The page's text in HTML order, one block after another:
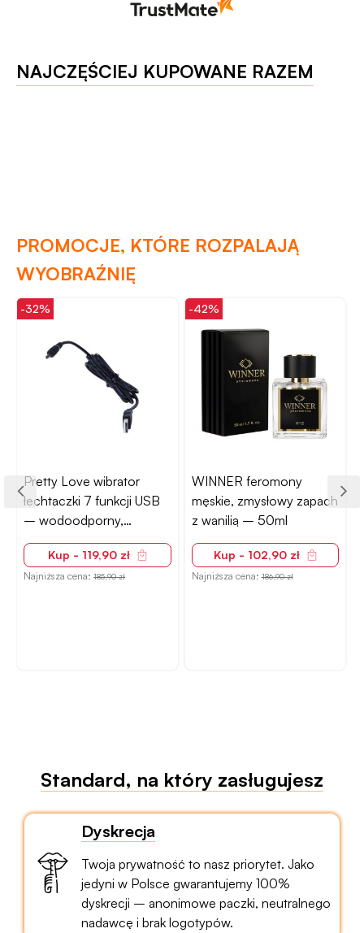
NAJCZĘŚCIEJ KUPOWANE RAZEM
PROMOCJE, KTÓRE ROZPALAJĄ
WYOBRAŹNIĘ
-32%
Pretty Love wibrator
łechtaczki 7 funkcji USB
– wodoodporny,
silikonowy
Kup - 119,90 zł
Najniższa cena:185,90 zł
-42%
WINNER feromony
męskie, zmysłowy zapach
z wanilią – 50ml
Kup - 102,90 zł
Najniższa cena:186,90 zł
Standard, na który zasługujesz
Dyskrecja
Twoja prywatność to nasz priorytet. Jako
jedyni w Polsce gwarantujemy 100%
dyskrecji – anonimowe paczki, neutralnego
nadawcę i brak logotypów.